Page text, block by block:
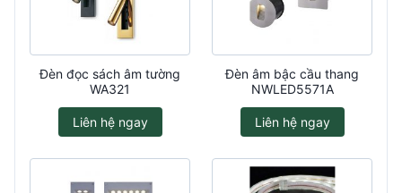
Đèn đọc sách âm tường
WA321
Liên hệ ngay
Đèn âm bậc cầu thang
NWLED5571A
Liên hệ ngay